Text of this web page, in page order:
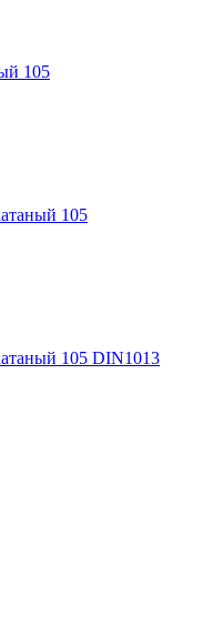
105
105
105 DIN1013